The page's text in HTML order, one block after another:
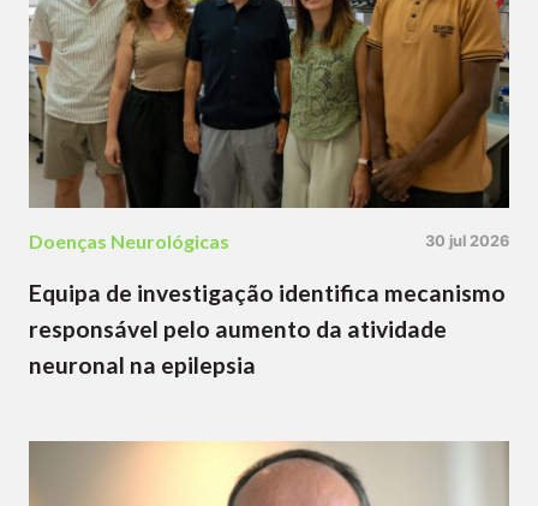
Doenças Neurológicas 30 jul 2026
Equipa de investigação identifica mecanismo
responsável pelo aumento da atividade
neuronal na epilepsia